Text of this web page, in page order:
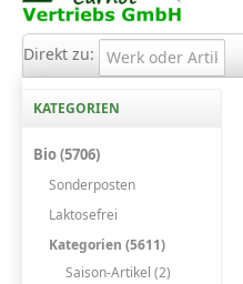
Direkt zu:
KATEGORIEN
Bio (5706)
Sonderposten
Laktosefrei
Kategorien (5611)
Saison-Artikel (2)